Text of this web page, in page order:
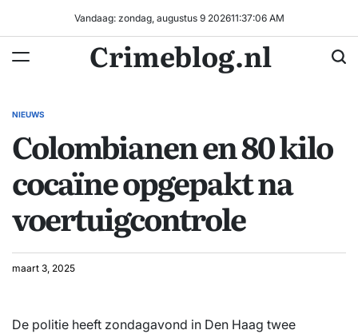
inhoud
Vandaag: zondag, augustus 9 202611:37:07 AM
Crimeblog.nl
GEPLAATST
NIEUWS
Colombianen en 80 kilo
cocaïne opgepakt na
voertuigcontrole
maart 3, 2025
De politie heeft zondagavond in Den Haag twee